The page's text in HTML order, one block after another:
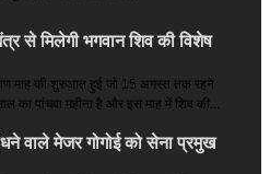
से मिलेगी भगवान शिव की विशेष
माह की शुरुआत हुई जो 15 अगस्त तक रहने
का पांचवा महीना है और इस माह में शिव की...
वाले मेजर गोगोई को सेना प्रमुख